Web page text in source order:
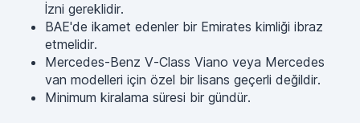
İzni gereklidir.
BAE'de ikamet edenler bir Emirates kimliği ibraz
etmelidir.
Mercedes-Benz V-Class Viano veya Mercedes
van modelleri için özel bir lisans geçerli değildir.
Minimum kiralama süresi bir gündür.